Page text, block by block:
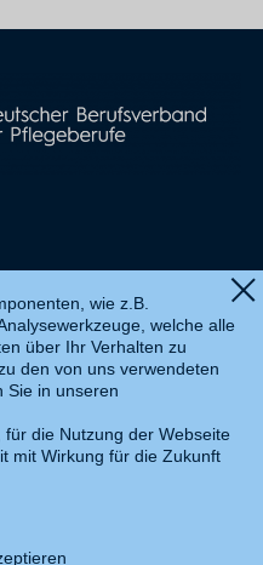
wie z.B.
welche alle
über Ihr Verhalten zu
den von uns verwendeten
Sie in unseren
die Nutzung der Webseite
mit Wirkung für die Zukunft